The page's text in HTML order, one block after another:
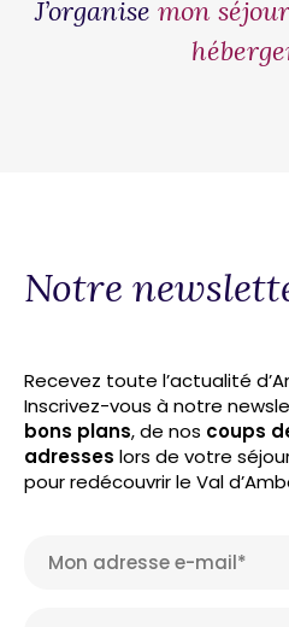
J’organise mon séjour
Notre
Recevez toute l’actualité
Inscrivez-vous à notre
bons plans, de nos coups
adresses lors de votre
pour redécouvrir le Val